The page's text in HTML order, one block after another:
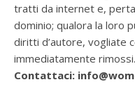
tratti da internet e,
dominio; qualora la loro
diritti d’autore, vogliate
immediatamente rimossi.
Contattaci: